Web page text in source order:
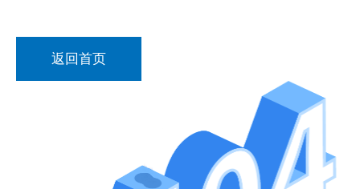
返回首页